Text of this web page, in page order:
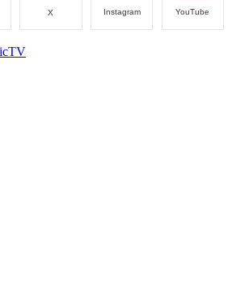
X Instagram YouTube